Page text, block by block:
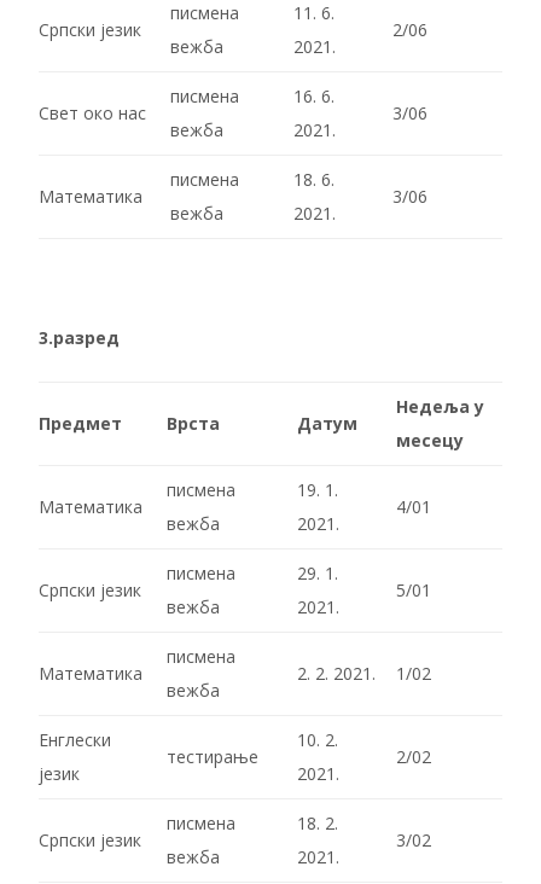
Српски језик
писмена
вежба
11. 6.
2021.
2/06
Свет око нас
писмена
вежба
16. 6.
2021.
3/06
Математика
писмена
вежба
18. 6.
2021.
3/06
3.разред
Предмет Врста Датум
Недеља у
месецу
Математика
писмена
вежба
19. 1.
2021.
4/01
Српски језик
писмена
вежба
29. 1.
2021.
5/01
Математика
писмена
вежба
2. 2. 2021. 1/02
Енглески
језик
тестирање
10. 2.
2021.
2/02
Српски језик
писмена
вежба
18. 2.
2021.
3/02